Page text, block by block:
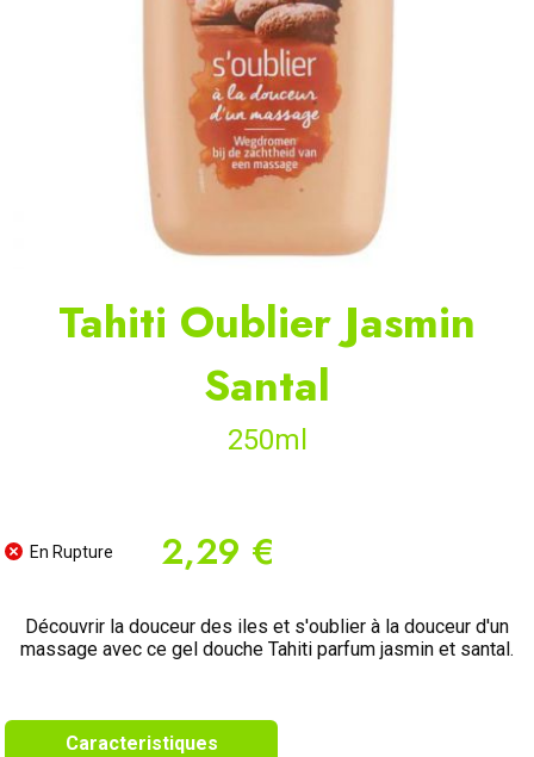
Tahiti Oublier Jasmin
Santal
250ml
En Rupture 2,29 €
Découvrir la douceur des iles et s'oublier à la douceur d'un
massage avec ce gel douche Tahiti parfum jasmin et santal.
Caracteristiques